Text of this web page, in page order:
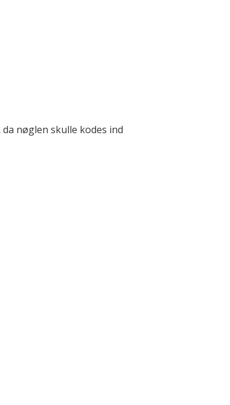
nøglen skulle kodes ind